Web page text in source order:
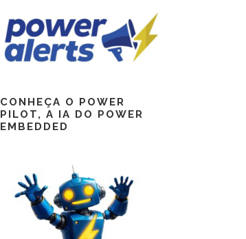
CONHEÇA O POWER
PILOT, A IA DO POWER
EMBEDDED